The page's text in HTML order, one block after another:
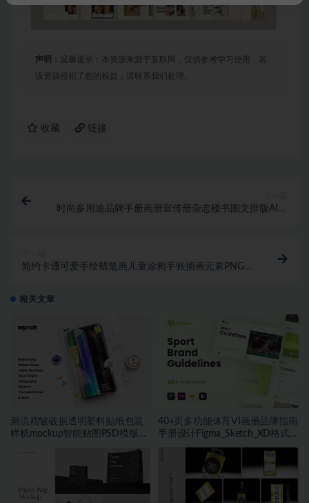
声明： 温馨提示：本资源来源于互联网，仅供参考学习使用，若
该资源侵犯了您的权益，请联系我们处理。
收藏 链接
时尚多用途品牌手册画册宣传册杂志楼书图文排版AI矢
简约卡通可爱手绘蜡笔画儿童涂鸦手账插画元素PNG免
相关文章
潮流褶皱破损透明塑料贴纸包装
样机mockup智能贴图PSD模版设
40+页多功能体育VI画册品牌指南
手册设计Figma_Sketch_XD格式
模板素材